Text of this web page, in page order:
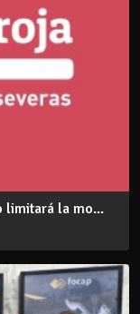
limitará la mo...